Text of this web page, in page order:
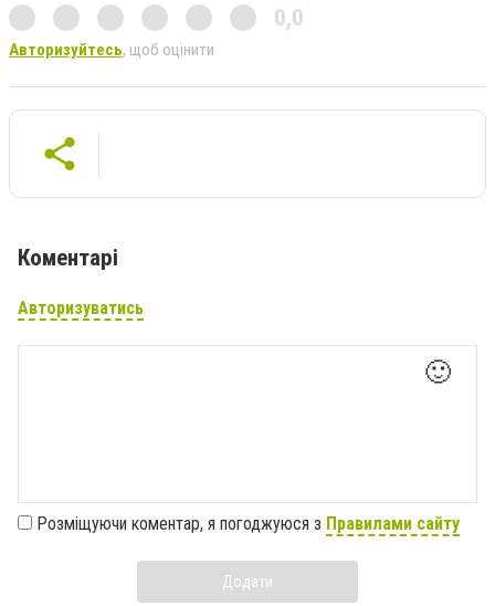
0,0
Авторизуйтесь, щоб оцінити
Коментарі
Авторизуватись
🙂
Розміщуючи коментар, я погоджуюся з Правилами сайту
Додати